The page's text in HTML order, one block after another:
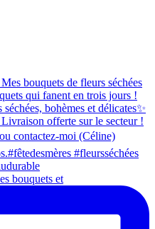
bouquets et